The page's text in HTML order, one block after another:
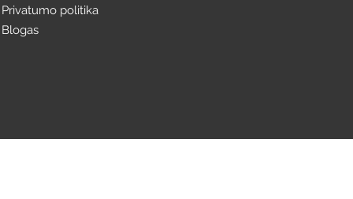
Privatumo politika
Blogas